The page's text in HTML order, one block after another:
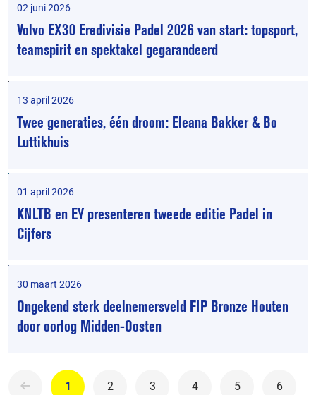
02 juni 2026
Volvo EX30 Eredivisie Padel 2026 van start: topsport,
teamspirit en spektakel gegarandeerd
13 april 2026
Twee generaties, één droom: Eleana Bakker & Bo
Luttikhuis
01 april 2026
KNLTB en EY presenteren tweede editie Padel in
Cijfers
30 maart 2026
Ongekend sterk deelnemersveld FIP Bronze Houten
door oorlog Midden-Oosten
1 2 3 4 5 6